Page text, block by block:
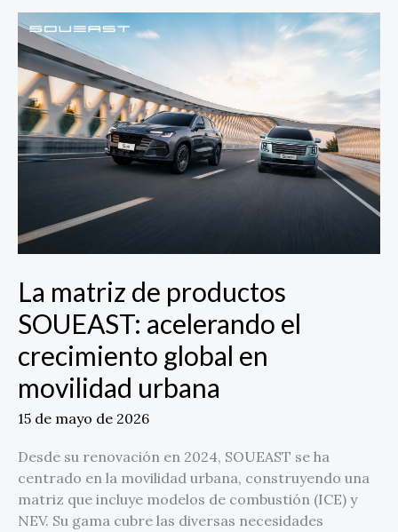
La matriz de productos
SOUEAST: acelerando el
crecimiento global en
movilidad urbana
15 de mayo de 2026
Desde su renovación en 2024, SOUEAST se ha
centrado en la movilidad urbana, construyendo una
matriz que incluye modelos de combustión (ICE) y
NEV. Su gama cubre las diversas necesidades
La
matriz
de
productos
SOUEAST:
acelerando
el
movilidad
urbana